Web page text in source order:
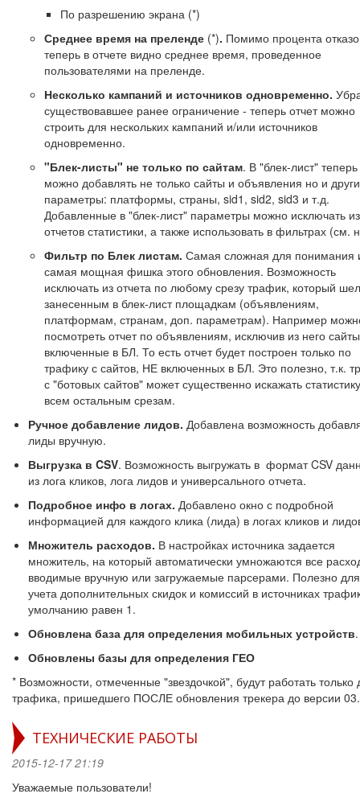
По разрешению экрана (*)
Среднее время на преленде (*). Помимо процента
теперь в отчете видно среднее время, проведенное
пользователями на преленде.
Несколько кампаний и источников одновременно.
существовавшее ранее ограничение - теперь отчет можно
строить для нескольких кампаний и/или источников
одновременно.
"Блек-листы" не только по сайтам. В "блек-лист" теперь
можно добавлять не только сайты и объявления но и
параметры: платформы, страны, sid1, sid2, sid3 и т.д.
Добавленные в "блек-лист" параметры можно исключать из
отчетов статистики, а также использовать в фильтрах (см.
Фильтр по Блек листам. Самая сложная для понимания
самая мощная фишка этого обновления. Возможность
исключать из отчета по любому срезу трафик, который
занесенным в блек-лист площадкам (объявлениям,
платформам, странам, доп. параметрам). Например
посмотреть отчет по объявлениям, исключив из него
включенные в БЛ. То есть отчет будет построен только по
трафику с сайтов, НЕ включенных в БЛ. Это полезно, т.к.
с "ботовых сайтов" может существенно искажать
всем остальным срезам.
Ручное добавление лидов. Добавлена возможность
лиды вручную.
Выгрузка в CSV. Возможность выгружать в формат CSV
из лога кликов, лога лидов и универсального отчета.
Подробное инфо в логах. Добавлено окно с подробной
информацией для каждого клика (лида) в логах кликов и
Множитель расходов. В настройках источника задается
множитель, на который автоматически умножаются все
вводимые вручную или загружаемые парсерами. Полезно для
учета дополнительных скидок и комиссий в источниках
умолчанию равен 1.
Обновлена база для определения мобильных устройств.
Обновлены базы для определения ГЕО
* Возможности, отмеченные "звездочкой", будут работать только
трафика, пришедшего ПОСЛЕ обновления трекера до версии
ТЕХНИЧЕСКИЕ РАБОТЫ
2015-12-17 21:19
Уважаемые пользователи!